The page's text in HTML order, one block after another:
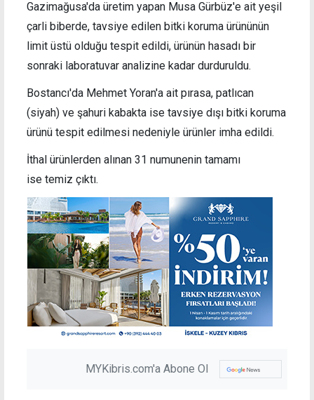
Gazimağusa'da üretim yapan Musa Gürbüz'e ait yeşil
çarli biberde, tavsiye edilen bitki koruma ürününün
limit üstü olduğu tespit edildi, ürünün hasadı bir
sonraki laboratuvar analizine kadar durduruldu.
Bostancı'da Mehmet Yoran'a ait pırasa, patlıcan
(siyah) ve şahuri kabakta ise tavsiye dışı bitki koruma
ürünü tespit edilmesi nedeniyle ürünler imha edildi.
İthal ürünlerden alınan 31 numunenin tamamı
ise temiz çıktı.
MYKibris.com'a Abone Ol